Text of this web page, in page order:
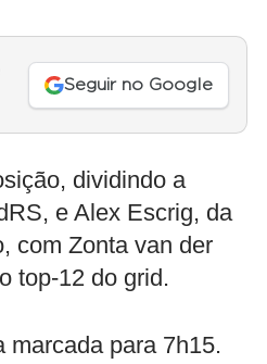
Seguir no Google
dividindo a
e Alex Escrig, da
com Zonta van der
top-12 do grid.
marcada para 7h15.